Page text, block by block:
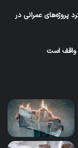
پروژه‌های عمرانی در
واقف است